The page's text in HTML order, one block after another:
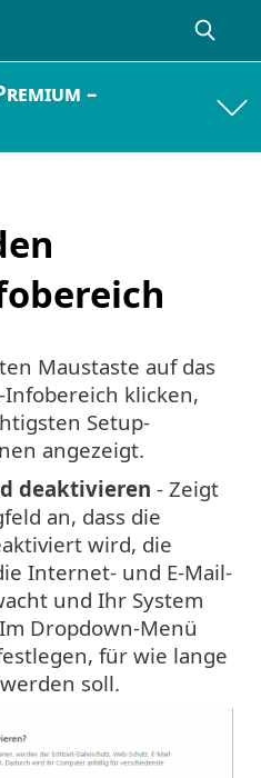
–
Maustaste auf das
Infobereich klicken,
Setup-
angezeigt.
deaktivieren - Zeigt
an, dass die
wird, die
Internet- und E-Mail-
und Ihr System
Dropdown-Menü
für wie lange
soll.